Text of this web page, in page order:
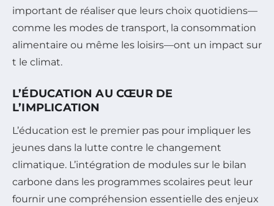
important de réaliser que leurs choix quotidiens—
comme les modes de transport, la consommation
alimentaire ou même les loisirs—ont un impact sur
t le climat.
L’ÉDUCATION AU CŒUR DE
L’IMPLICATION
L’éducation est le premier pas pour impliquer les
jeunes dans la lutte contre le changement
climatique. L’intégration de modules sur le bilan
carbone dans les programmes scolaires peut leur
fournir une compréhension essentielle des enjeux